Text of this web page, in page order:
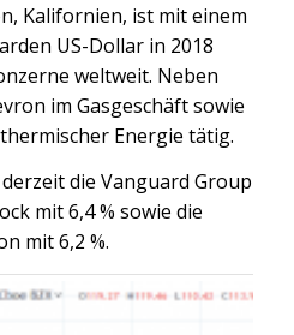
Kalifornien, ist mit einem
US-Dollar in 2018
weltweit. Neben
im Gasgeschäft sowie
Energie tätig.
die Vanguard Group
mit 6,4 % sowie die
mit 6,2 %.